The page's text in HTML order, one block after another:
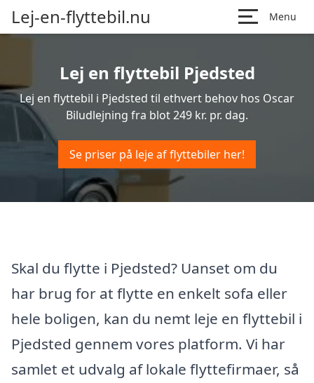
Lej-en-flyttebil.nu Menu
Lej en flyttebil Pjedsted
Lej en flyttebil i Pjedsted til ethvert behov hos Oscar
Biludlejning fra blot 249 kr. pr. dag.
Se priser på leje af flyttebiler her!
Skal du flytte i Pjedsted? Uanset om du
har brug for at flytte en enkelt sofa eller
hele boligen, kan du nemt leje en flyttebil i
Pjedsted gennem vores platform. Vi har
samlet et udvalg af lokale flyttefirmaer, så